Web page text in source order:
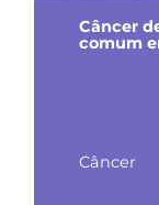
Câncer
comum
Câncer